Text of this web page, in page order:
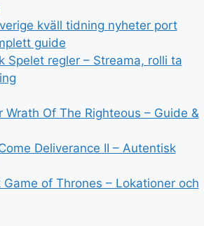
kväll tidning nyheter port
guide
Spelet regler – Streama, rolli ta
Wrath Of The Righteous – Guide &
Deliverance II – Autentisk
Game of Thrones – Lokationer och